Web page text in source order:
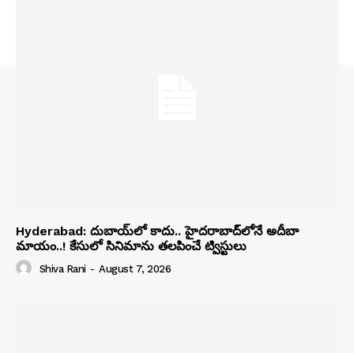
Hyderabad: దుబాయ్‌లో కాదు.. హైదరాబాద్‌లోనే అదీబా
మాయం..! కేసులో సినిమాను తలపించే ట్విస్టులు
Shiva Rani - August 7, 2026